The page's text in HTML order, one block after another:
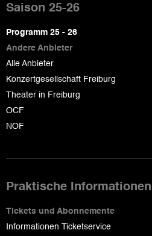
de
page
Saison 25-26
Programm 25 - 26
Andere Anbieter
Alle Anbieter
Konzertgesellschaft Freiburg
Theater in Freiburg
OCF
NOF
Praktische Informationen
Tickets und Abonnemente
Informationen Ticketservice